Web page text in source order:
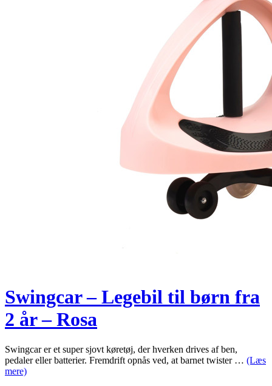
Swingcar – Legebil til børn fra
2 år – Rosa
Swingcar er et super sjovt køretøj, der hverken drives af ben,
pedaler eller batterier. Fremdrift opnås ved, at barnet twister … (Læs
mere)